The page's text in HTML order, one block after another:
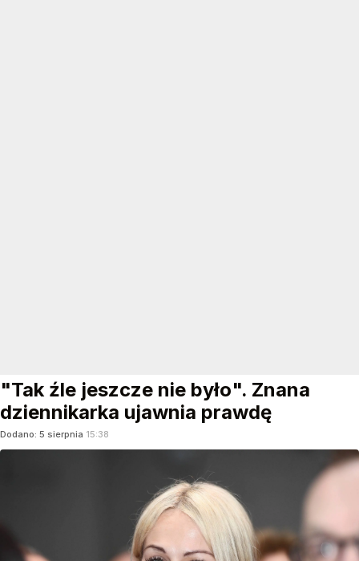
"Tak źle jeszcze nie było". Znana
dziennikarka ujawnia prawdę
Dodano: 5 sierpnia 15:38